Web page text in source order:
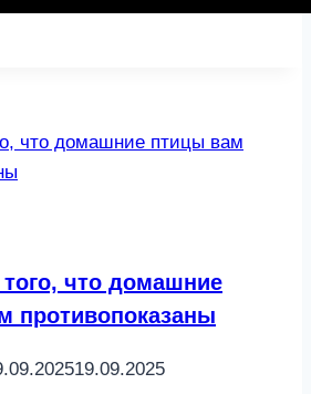
того, что домашние
противопоказаны
19.09.2025